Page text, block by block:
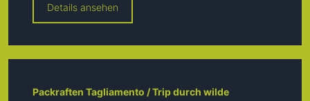
Details ansehen
Packraften Tagliamento / Trip durch wilde